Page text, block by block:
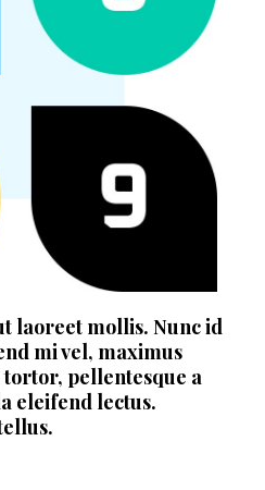
laoreet mollis. Nunc id
mi vel, maximus
tortor, pellentesque a
eleifend lectus.